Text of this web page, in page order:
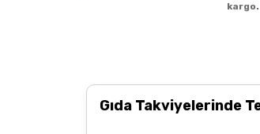
3.alışverişim çok
B... P... | 11/04/2025
kargo.
Gıda Takviyelerinde